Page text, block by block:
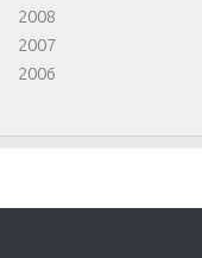
2008
2007
2006